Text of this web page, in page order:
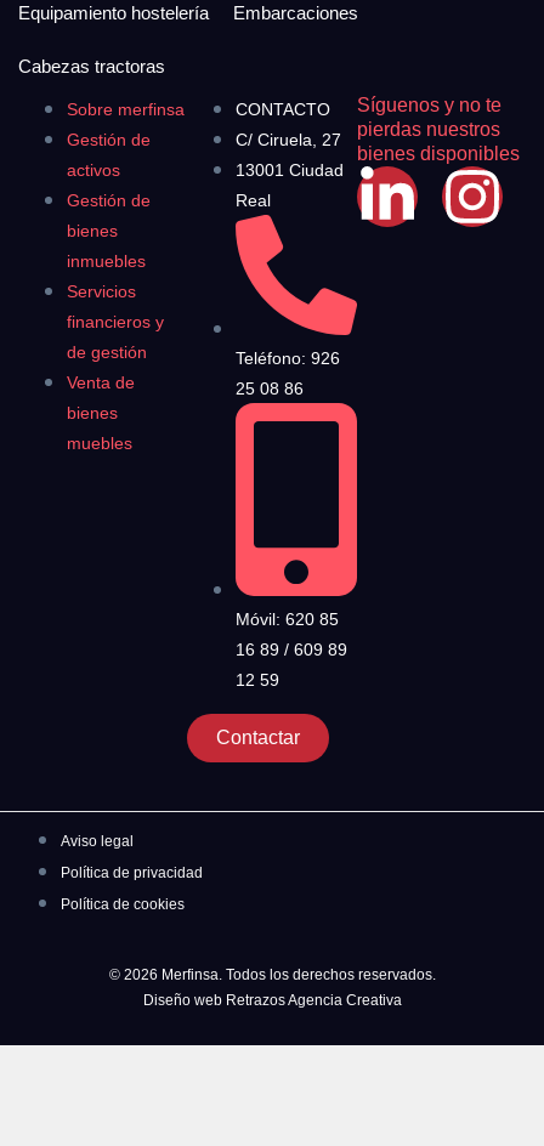
Sobre merfinsa
Gestión de
activos
Gestión de
bienes
inmuebles
Servicios
financieros y
de gestión
Venta de
bienes
muebles
CONTACTO
C/ Ciruela, 27
13001 Ciudad
Real
Teléfono: 926
25 08 86
Móvil: 620 85
16 89 / 609 89
12 59
Contactar
Síguenos y no te
pierdas nuestros
bienes disponibles
Equipamiento hostelería Embarcaciones
Cabezas tractoras
Aviso legal
Política de privacidad
Política de cookies
© 2026 Merfinsa. Todos los derechos reservados.
Diseño web Retrazos Agencia Creativa